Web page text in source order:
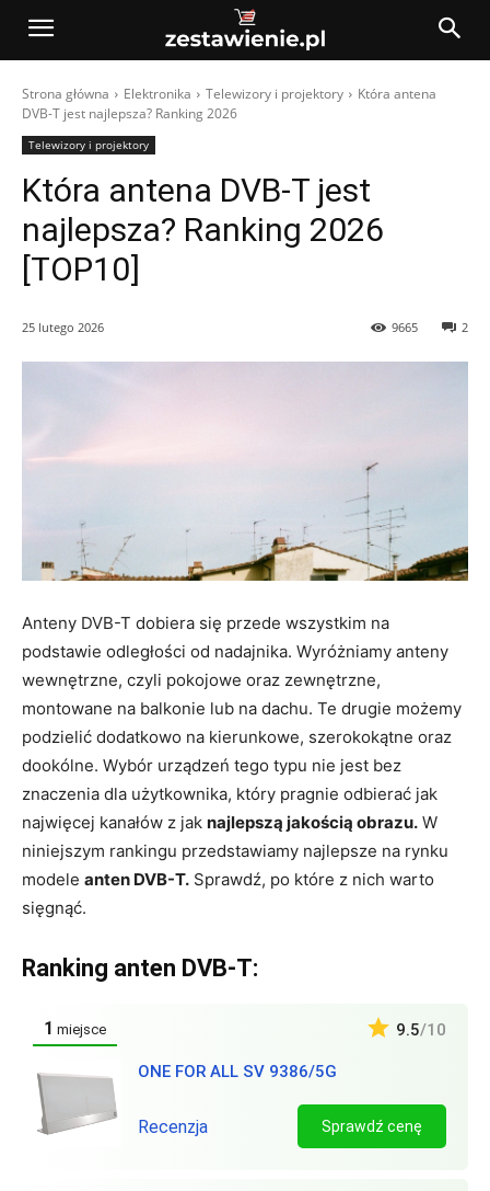
Strona główna Elektronika Telewizory i projektory
Która antena
DVB-T jest najlepsza? Ranking 2026
Telewizory i projektory
Która antena DVB-T jest
najlepsza? Ranking 2026
[TOP10]
25 lutego 2026 2
9665
Anteny DVB-T dobiera się przede wszystkim na
podstawie odległości od nadajnika. Wyróżniamy anteny
wewnętrzne, czyli pokojowe oraz zewnętrzne,
montowane na balkonie lub na dachu. Te drugie możemy
podzielić dodatkowo na kierunkowe, szerokokątne oraz
dookólne. Wybór urządzeń tego typu nie jest bez
znaczenia dla użytkownika, który pragnie odbierać jak
najwięcej kanałów z jak najlepszą jakością obrazu. W
niniejszym rankingu przedstawiamy najlepsze na rynku
modele anten DVB-T. Sprawdź, po które z nich warto
sięgnąć.
Ranking anten DVB-T:
1 miejsce
ONE FOR ALL SV 9386/5G
9.5/10
Recenzja Sprawdź cenę